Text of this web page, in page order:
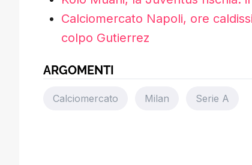
Calciomercato Napoli, ore
colpo Gutierrez
ARGOMENTI
Calciomercato Milan Serie A